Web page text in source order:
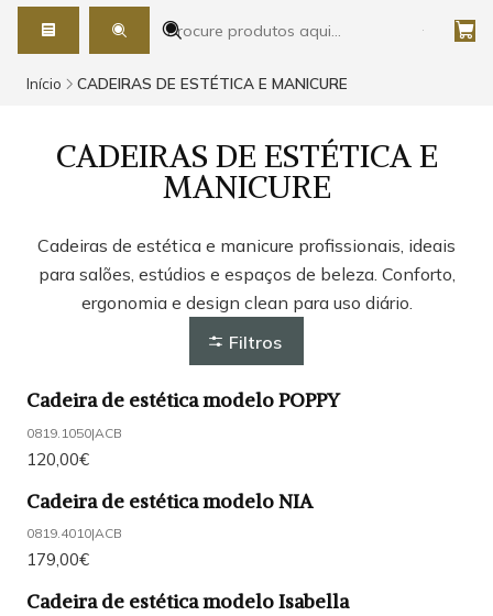
Início CADEIRAS DE ESTÉTICA E MANICURE
CADEIRAS DE ESTÉTICA E
MANICURE
Cadeiras de estética e manicure profissionais, ideais
para salões, estúdios e espaços de beleza. Conforto,
ergonomia e design clean para uso diário.
Filtros
Cadeira de estética modelo POPPY
0819.1050|ACB
120,00€
Cadeira de estética modelo NIA
0819.4010|ACB
179,00€
Cadeira de estética modelo Isabella